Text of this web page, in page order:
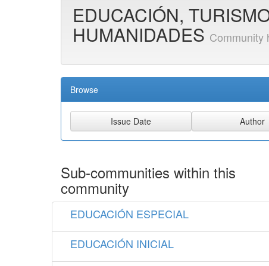
EDUCACIÓN,
HUMANIDADES Community
Browse
Sub-communities within this
community
EDUCACIÓN ESPECIAL
EDUCACIÓN INICIAL